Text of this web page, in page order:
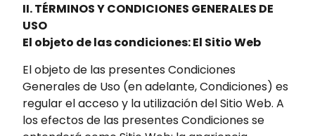
II. TÉRMINOS Y CONDICIONES GENERALES DE
USO
El objeto de las condiciones: El Sitio Web
El objeto de las presentes Condiciones
Generales de Uso (en adelante, Condiciones) es
regular el acceso y la utilización del Sitio Web. A
los efectos de las presentes Condiciones se